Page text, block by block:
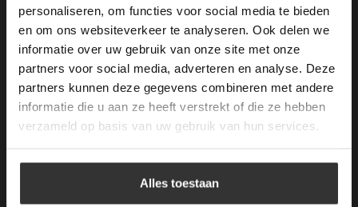
personaliseren, om functies voor social media te bieden
en om ons websiteverkeer te analyseren. Ook delen we
informatie over uw gebruik van onze site met onze
partners voor social media, adverteren en analyse. Deze
partners kunnen deze gegevens combineren met andere
informatie die u aan ze heeft verstrekt of die ze hebben
verzameld op basis van uw gebruik van hun services.
Alles toestaan
Algemene voorwaarden
Mail ons
KVK: 59667419
Openstaande Vacatures
Deze website gebruikt cookies om de
gebruikerservaring te verbeteren. Door
gebruik te maken van onze website geeft u
toestemming voor alle cookies in
overeenstemming met ons cookiebeleid.Lees
verder
ALLES ACCEPTEREN
ALLES AFWIJZEN
DETAILS WEERGEVEN